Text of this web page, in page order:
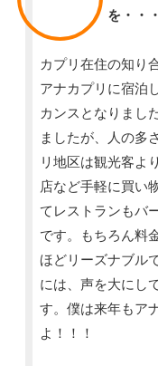
を・・・
カプリ在住の知り
アナカプリに宿泊
カンスとなりまし
ましたが、人の多
リ地区は観光客よ
店など手軽に買い
てレストランもバ
です。もちろん料
ほどリーズナブル
には、声を大にし
す。僕は来年もア
よ！！！